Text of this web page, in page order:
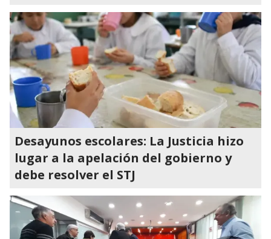
Desayunos escolares: La Justicia hizo
lugar a la apelación del gobierno y
debe resolver el STJ